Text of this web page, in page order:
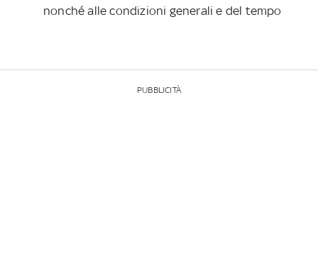
nonché alle condizioni generali e del tempo
PUBBLICITÀ